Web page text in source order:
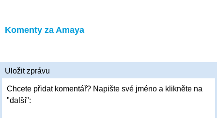
Komenty za Amaya
Uložit zprávu
Chcete přidat komentář? Napište své jméno a klikněte na
"další":